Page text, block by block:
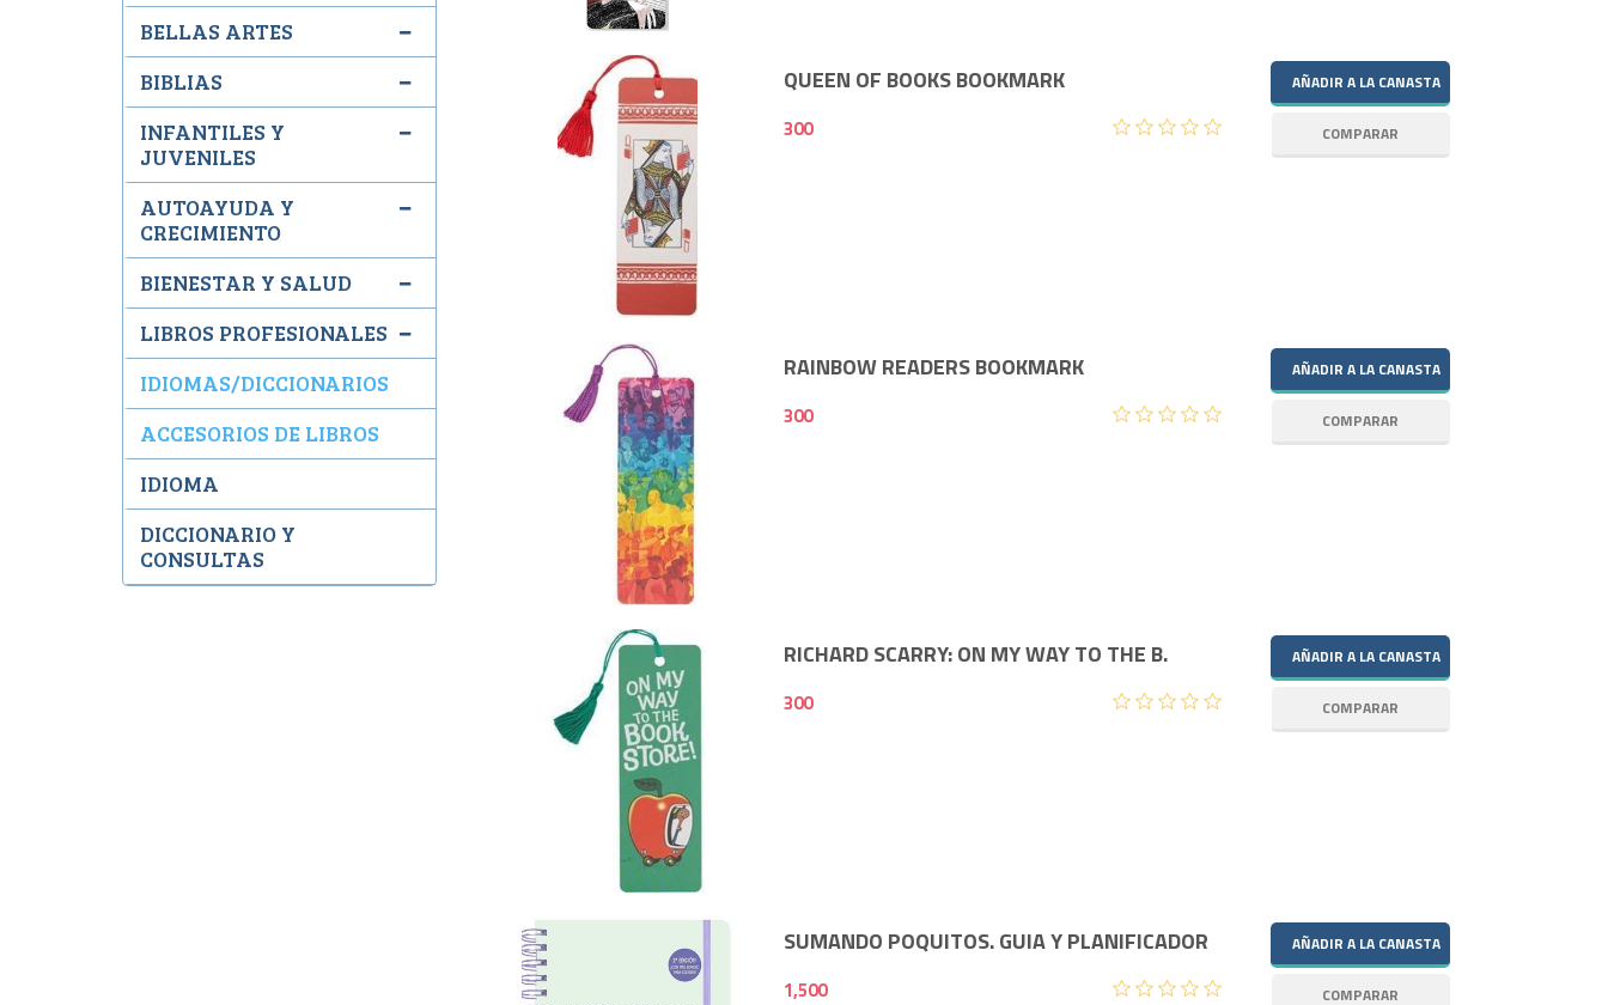
QUEEN OF BOOKS BOOKMARK
300
RAINBOW READERS BOOKMARK
300
RICHARD SCARRY: ON MY WAY TO THE B.
300
SUMANDO POQUITOS. GUIA Y PLANIFICADOR
1,500
BELLAS ARTES
BIBLIAS
INFANTILES Y
JUVENILES
AUTOAYUDA Y
CRECIMIENTO
BIENESTAR Y SALUD
LIBROS PROFESIONALES
IDIOMAS/DICCIONARIOS
ACCESORIOS DE LIBROS
IDIOMA
DICCIONARIO Y
CONSULTAS